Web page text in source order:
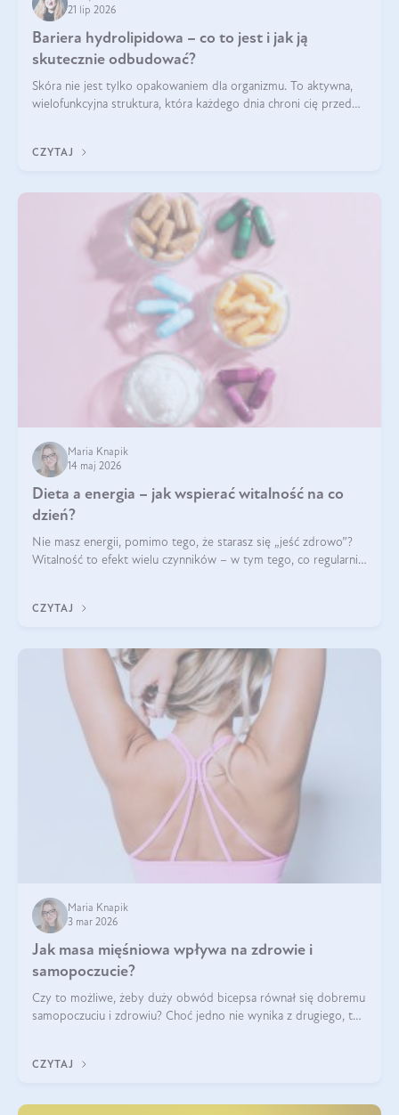
21 lip 2026
Bariera hydrolipidowa – co to jest i jak ją
skutecznie odbudować?
Skóra nie jest tylko opakowaniem dla organizmu. To aktywna,
wielofunkcyjna struktura, która każdego dnia chroni cię przed
bariera hydrolipidowa.
CZYTAJ
Maria Knapik
14 maj 2026
Dieta a energia – jak wspierać witalność na co
dzień?
Nie masz energii, pomimo tego, że starasz się „jeść zdrowo”?
Witalność to efekt wielu czynników – w tym tego, co regularnie
CZYTAJ
Maria Knapik
3 mar 2026
Jak masa mięśniowa wpływa na zdrowie i
samopoczucie?
Czy to możliwe, żeby duży obwód bicepsa równał się dobremu
samopoczuciu i zdrowiu? Choć jedno nie wynika z drugiego, to
wyjaśnimy.
CZYTAJ